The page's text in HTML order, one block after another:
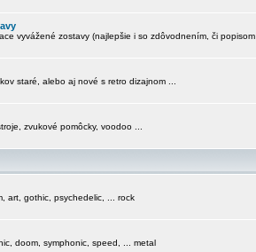
vyvážené zostavy (najlepšie i so zdôvodnením, či
staré, alebo aj nové s retro dizajnom ...
zvukové pomôcky, voodoo ...
art, gothic, psychedelic, ... rock
doom, symphonic, speed, ... metal